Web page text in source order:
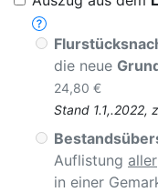
die neue
24,80 €
Stand 1.1,.2022,
Auflistung aller
in einer